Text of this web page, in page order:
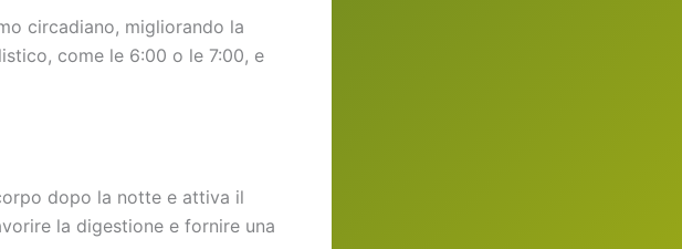
circadiano, migliorando la
come le 6:00 o le 7:00, e
dopo la notte e attiva il
la digestione e fornire una